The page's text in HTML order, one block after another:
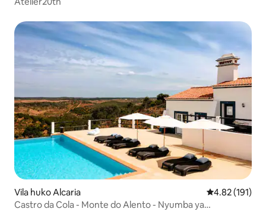
Vila huko Alcaria Ukadiriaji wa
4.82 (191)
Castro da Cola - Monte do Alento - Nyumba ya